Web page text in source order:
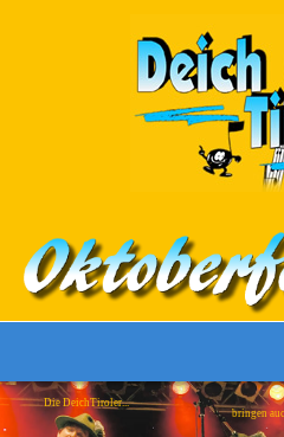
Die DeichTiroler...
bringen